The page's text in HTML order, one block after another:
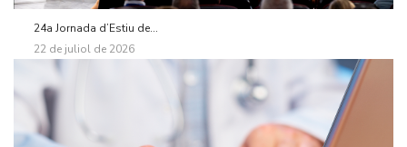
24a Jornada d’Estiu de...
22 de juliol de 2026